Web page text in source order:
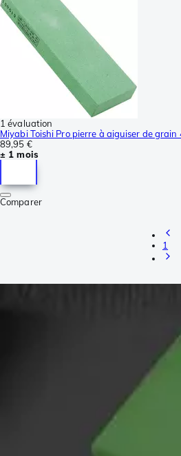
1 évaluation
Miyabi Toishi Pro pierre à aiguiser de
89,95 €
± 1 mois
Comparer
1